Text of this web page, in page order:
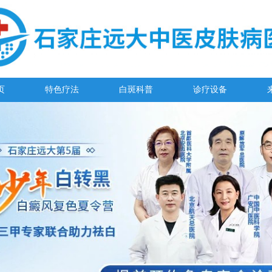
特色疗法 白斑科普 诊疗设备
阳春三月·抗白复发——远大白斑抗复发活动开启!
放寒假，祛白斑!7天唤醒黑色素!白斑强化诊疗进行中!